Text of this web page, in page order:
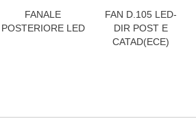
FANALE
POSTERIORE LED
FAN D.105 LED-
DIR POST E
CATAD(ECE)